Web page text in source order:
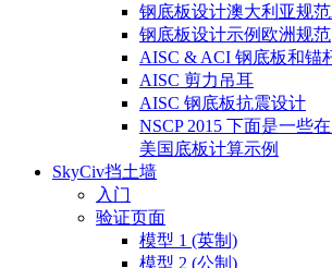
钢底板设计澳大利亚规范
钢底板设计示例欧洲规范
AISC & ACI 钢底板和锚
AISC 剪力吊耳
AISC 钢底板抗震设计
NSCP 2015 下面是一些
美国底板计算示例
SkyCiv挡土墙
入门
验证页面
模型 1 (英制)
模型 2 (公制)